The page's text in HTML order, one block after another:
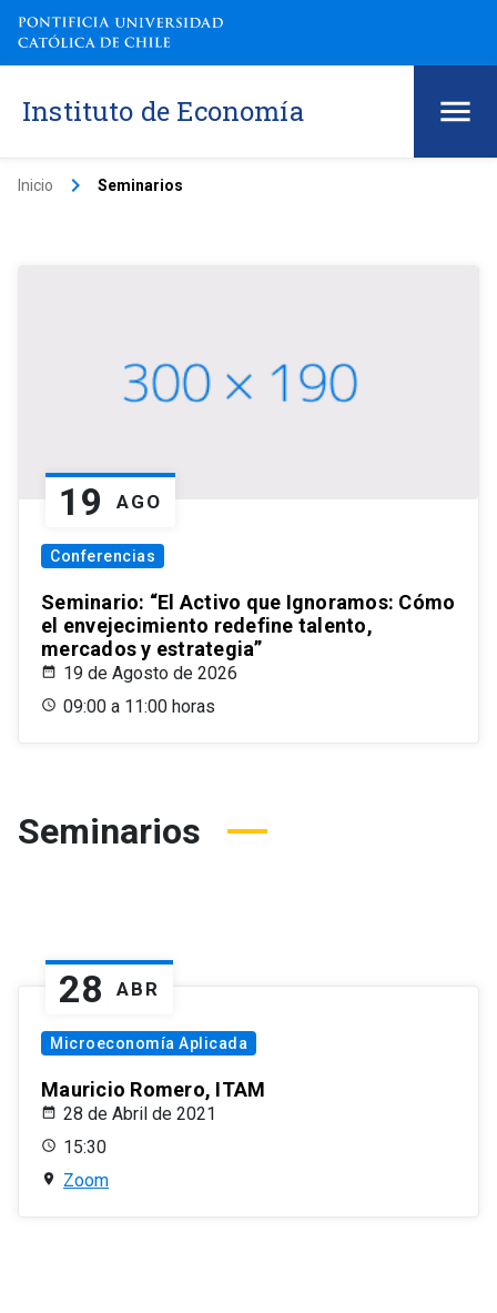
Instituto de Economía
Inicio keyboard_arrow_right Seminarios
19 AGO
Conferencias
Seminario: “El Activo que Ignoramos: Cómo
el envejecimiento redefine talento,
mercados y estrategia”
19 de Agosto de 2026
09:00 a 11:00 horas
Seminarios
28 ABR
Microeconomía Aplicada
Mauricio Romero, ITAM
28 de Abril de 2021
15:30
Zoom